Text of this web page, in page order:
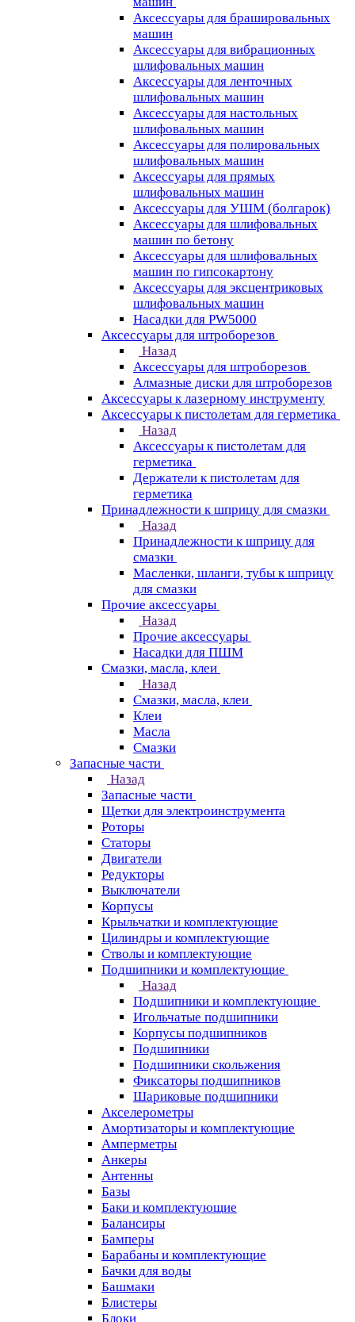
Аксессуары для брашировальных
машин
Аксессуары для вибрационных
шлифовальных машин
Аксессуары для ленточных
шлифовальных машин
Аксессуары для настольных
шлифовальных машин
Аксессуары для полировальных
шлифовальных машин
Аксессуары для прямых
шлифовальных машин
Аксессуары для УШМ (болгарок)
Аксессуары для шлифовальных
машин по бетону
Аксессуары для шлифовальных
машин по гипсокартону
Аксессуары для эксцентриковых
шлифовальных машин
Насадки для PW5000
Аксессуары для штроборезов
Назад
Аксессуары для штроборезов
Алмазные диски для штроборезов
Аксессуары к лазерному инструменту
Аксессуары к пистолетам для герметика
Назад
Аксессуары к пистолетам для
герметика
Держатели к пистолетам для
герметика
Принадлежности к шприцу для смазки
Назад
Принадлежности к шприцу для
смазки
Масленки, шланги, тубы к шприцу
для смазки
Прочие аксессуары
Назад
Прочие аксессуары
Насадки для ПШМ
Смазки, масла, клеи
Назад
Смазки, масла, клеи
Клеи
Масла
Смазки
Запасные части
Назад
Запасные части
Щетки для электроинструмента
Роторы
Статоры
Двигатели
Редукторы
Выключатели
Корпусы
Крыльчатки и комплектующие
Цилиндры и комплектующие
Стволы и комплектующие
Подшипники и комплектующие
Назад
Подшипники и комплектующие
Игольчатые подшипники
Корпусы подшипников
Подшипники
Подшипники скольжения
Фиксаторы подшипников
Шариковые подшипники
Акселерометры
Амортизаторы и комплектующие
Амперметры
Анкеры
Антенны
Базы
Баки и комплектующие
Балансиры
Бамперы
Барабаны и комплектующие
Бачки для воды
Башмаки
Блистеры
Блоки